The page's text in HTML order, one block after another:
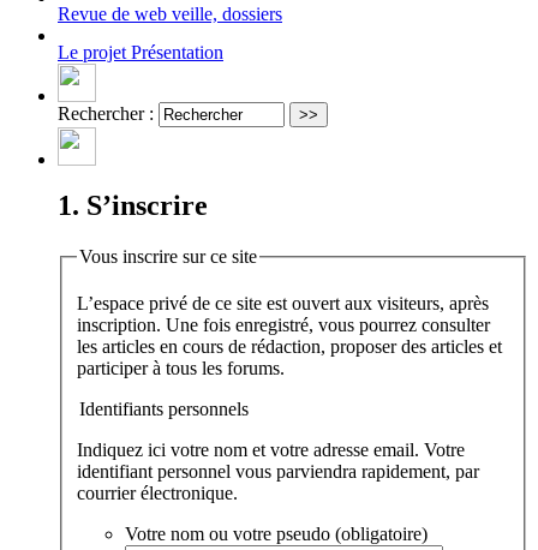
Revue de web veille, dossiers
Le projet Présentation
Rechercher :
1. S’inscrire
Vous inscrire sur ce site
L’espace privé de ce site est ouvert aux visiteurs, après
inscription. Une fois enregistré, vous pourrez consulter
les articles en cours de rédaction, proposer des articles et
participer à tous les forums.
Identifiants personnels
Indiquez ici votre nom et votre adresse email. Votre
identifiant personnel vous parviendra rapidement, par
courrier électronique.
Votre nom ou votre pseudo (obligatoire)